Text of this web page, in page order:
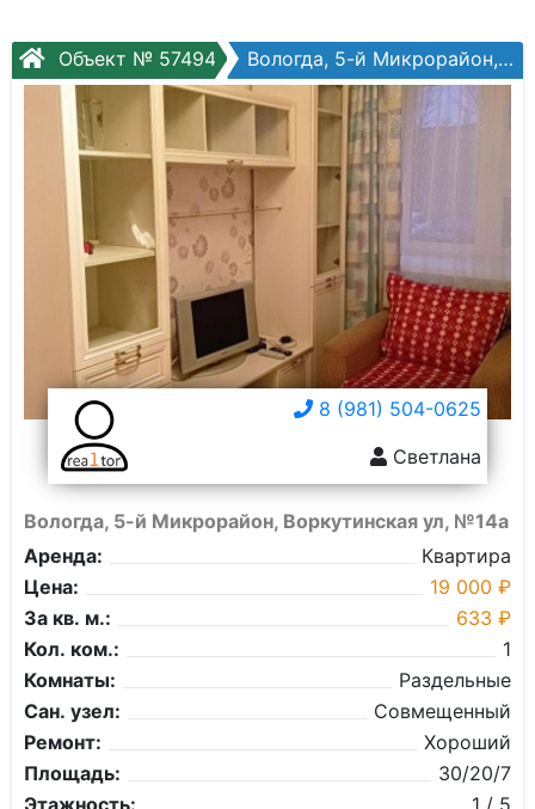
Объект № 57494 Вологда, 5-й Микрорайон, Воркутинская ул, №14а
8 (981) 504-0625
Светлана
Вологда, 5-й Микрорайон, Воркутинская ул, №14а
Аренда:
Квартира
Цена:
19 000 ₽
За кв. м.:
633 ₽
Кол. ком.:
1
Комнаты:
Раздельные
Сан. узел:
Совмещенный
Ремонт:
Хороший
Площадь:
30/20/7
Этажность:
1 / 5